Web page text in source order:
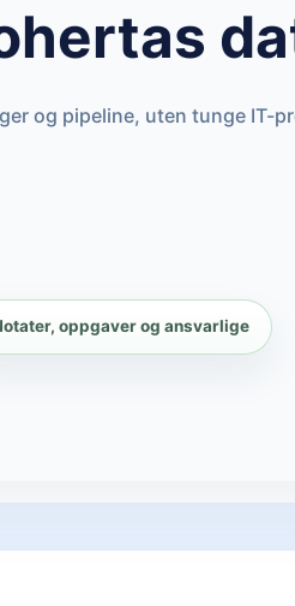
og pipeline, uten tunge IT-
oppgaver og ansvarlige